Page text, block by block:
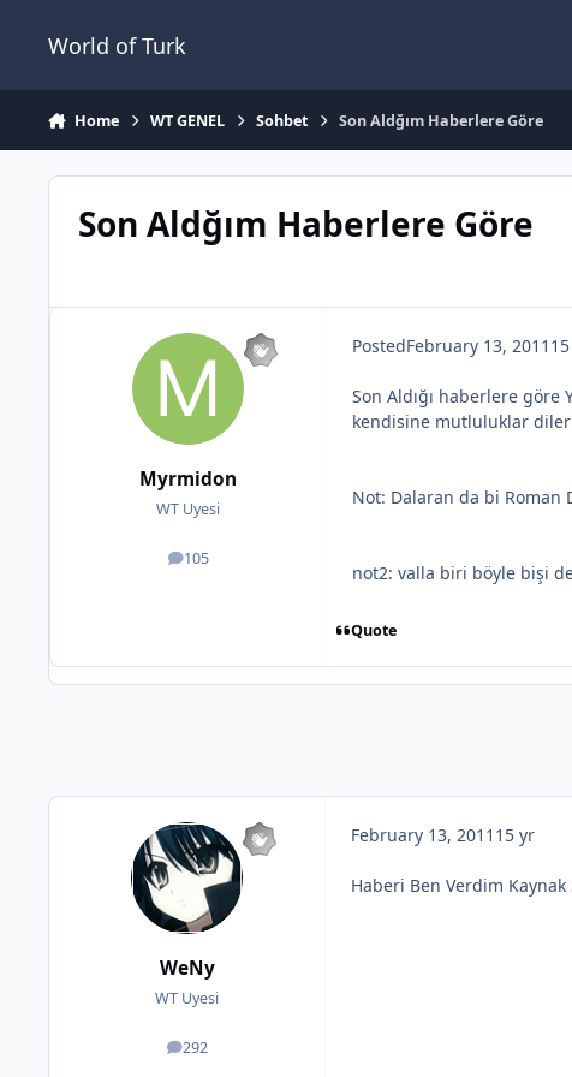
World of Turk
Home WT GENEL Sohbet Son Aldğım Haberlere Göre
Son Aldğım Haberlere Göre
Myrmidon
WT Uyesi
105
posts
PostedFebruary 13, 2011
Son Aldığı haberlere
kendisine mutluluklar
Not: Dalaran da bi Roman
not2: valla biri böyle bişi
Quote
WeNy
WT Uyesi
292
posts
February 13, 2011 15 yr
Haberi Ben Verdim